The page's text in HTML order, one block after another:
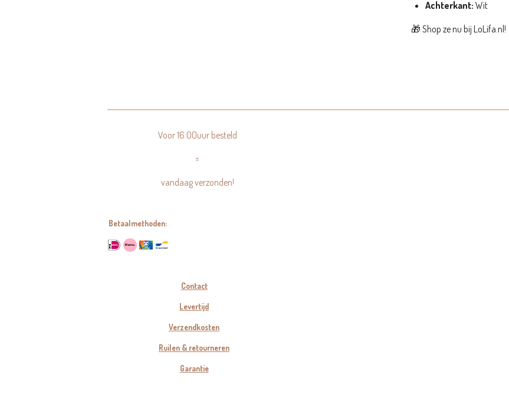
Achterkant: Wit
🎁 Shop ze nu bij LoLifa.nl!
Voor 16:00uur besteld
=
vandaag verzonden!
Betaalmethoden:
Contact
Levertijd
Verzendkosten
Ruilen & retourneren
Garantie